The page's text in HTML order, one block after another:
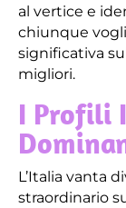
al vertice e
chiunque
significativa
migliori.
I Profili
L’Italia vanta
straordinario